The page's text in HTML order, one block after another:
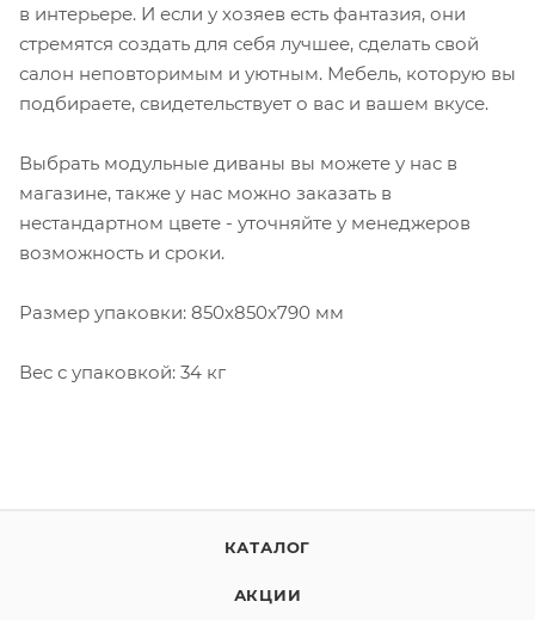
в интерьере. И если у хозяев есть фантазия, они
стремятся создать для себя лучшее, сделать свой
салон неповторимым и уютным. Мебель, которую вы
подбираете, свидетельствует о вас и вашем вкусе.
Выбрать модульные диваны вы можете у нас в
магазине, также у нас можно заказать в
нестандартном цвете - уточняйте у менеджеров
возможность и сроки.
Размер упаковки: 850x850x790 мм
Вес с упаковкой: 34 кг
КАТАЛОГ
АКЦИИ